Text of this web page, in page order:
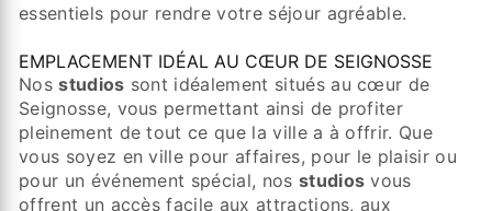
essentiels pour rendre votre séjour agréable.
EMPLACEMENT IDÉAL AU CŒUR DE SEIGNOSSE
Nosstudios sont idéalement situés au cœur de
Seignosse, vous permettant ainsi de profiter
pleinement de tout ce que la ville a à offrir. Que
vous soyez en ville pour affaires, pour le plaisir ou
pour un événement spécial, nos studios vous
offrent un accès facile aux attractions, aux